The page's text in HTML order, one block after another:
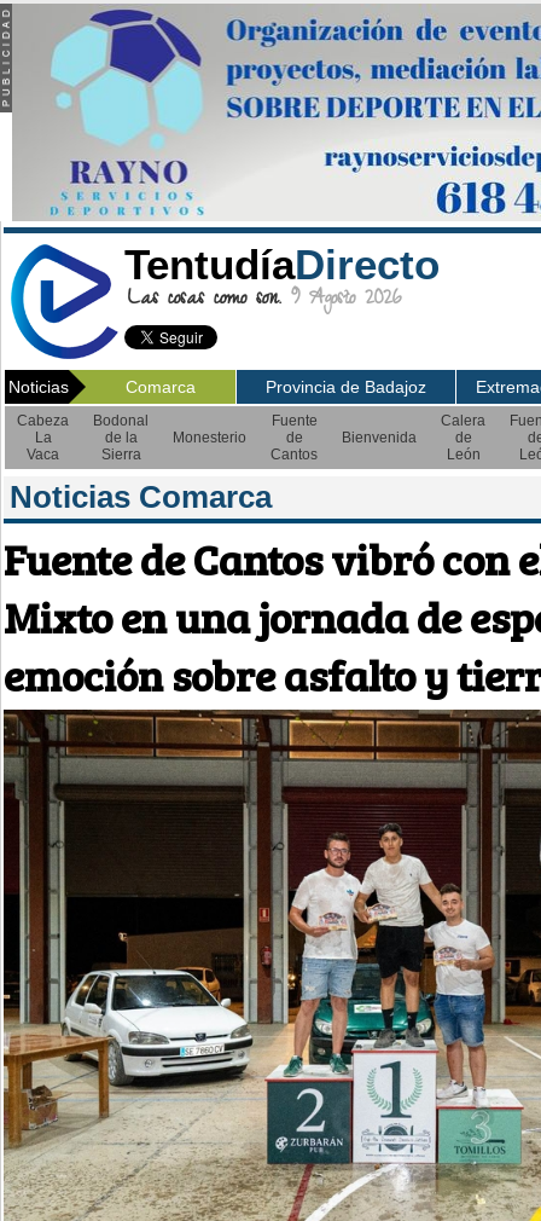
TentudíaDirecto
Las cosas como son. 9 Agosto 2026
Noticias Comarca Provincia de Badajoz
Cabeza
La
Vaca
Bodonal
de la
Sierra
Monesterio
Fuente
de
Cantos
Bienvenida
Calera
de
León
Noticias Comarca
Fuente de Cantos vibró con
Mixto en una jornada de
emoción sobre asfalto y